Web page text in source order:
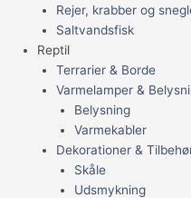
Rejer, krabber og
Saltvandsfisk
Reptil
Terrarier & Borde
Varmelamper &
Belysning
Varmekabler
Dekorationer &
Skåle
Udsmykning